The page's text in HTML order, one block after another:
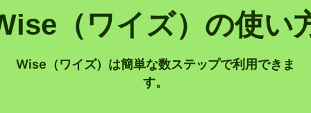
（ワイズ）の使い
Wise（ワイズ）は簡単な数ステップで利用できま
す。